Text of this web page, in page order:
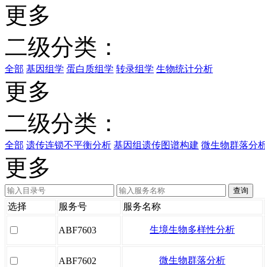
更多
二级分类：
全部 基因组学 蛋白质组学 转录组学 生物统计分析
更多
二级分类：
全部 遗传连锁不平衡分析 基因组遗传图谱构建 微生物群落分
更多
选择 服务号 服务名称
ABF7603 生境生物多样性分析
ABF7602 微生物群落分析